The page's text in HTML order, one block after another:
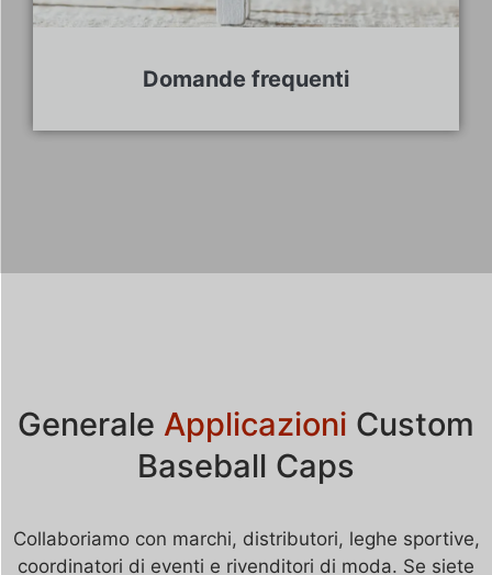
Domande frequenti
Generale Applicazioni Custom
Baseball Caps
Collaboriamo con marchi, distributori, leghe sportive,
coordinatori di eventi e rivenditori di moda. Se siete